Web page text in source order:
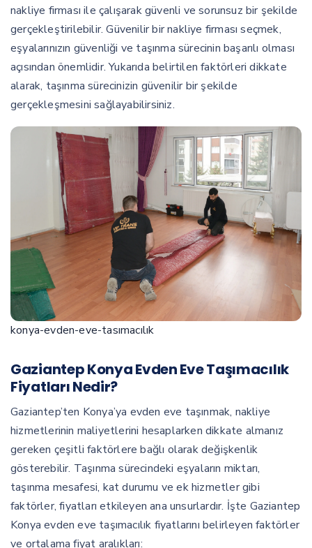
nakliye firması ile çalışarak güvenli ve sorunsuz bir şekilde
gerçekleştirilebilir. Güvenilir bir nakliye firması seçmek,
eşyalarınızın güvenliği ve taşınma sürecinin başarılı olması
açısından önemlidir. Yukarıda belirtilen faktörleri dikkate
alarak, taşınma sürecinizin güvenilir bir şekilde
gerçekleşmesini sağlayabilirsiniz.
konya-evden-eve-tasımacılık
Gaziantep Konya Evden Eve Taşımacılık
Fiyatları Nedir?
Gaziantep’ten Konya’ya evden eve taşınmak, nakliye
hizmetlerinin maliyetlerini hesaplarken dikkate almanız
gereken çeşitli faktörlere bağlı olarak değişkenlik
gösterebilir. Taşınma sürecindeki eşyaların miktarı,
taşınma mesafesi, kat durumu ve ek hizmetler gibi
faktörler, fiyatları etkileyen ana unsurlardır. İşte Gaziantep
Konya evden eve taşımacılık fiyatlarını belirleyen faktörler
ve ortalama fiyat aralıkları: